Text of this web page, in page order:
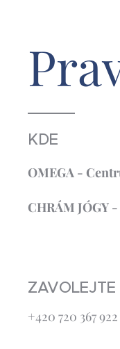
KDE
OMEGA -
CHRÁM JÓGY
ZAVOLEJTE
+420 720 367 922